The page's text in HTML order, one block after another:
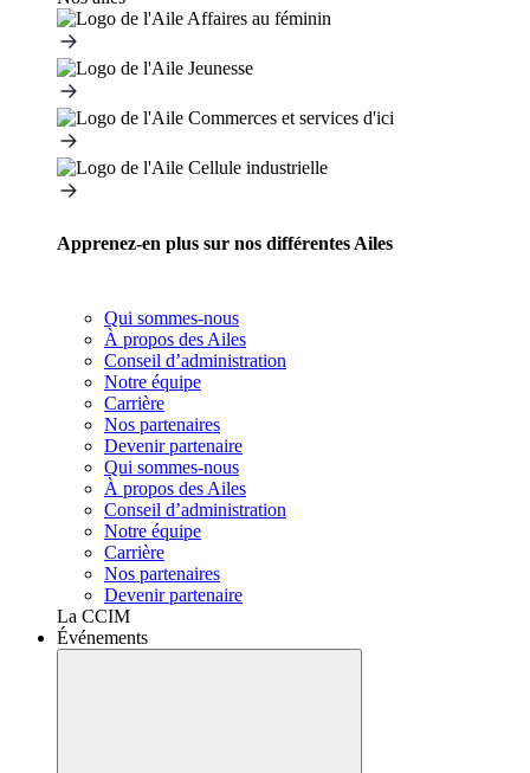
Apprenez-en plus sur nos différentes Ailes
Qui sommes-nous
À propos des Ailes
Conseil d’administration
Notre équipe
Carrière
Nos partenaires
Devenir partenaire
Qui sommes-nous
À propos des Ailes
Conseil d’administration
Notre équipe
Carrière
Nos partenaires
Devenir partenaire
La CCIM
Événements